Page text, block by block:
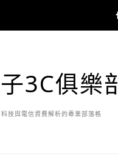
3C俱樂
技與電信資費解析的專業部落格